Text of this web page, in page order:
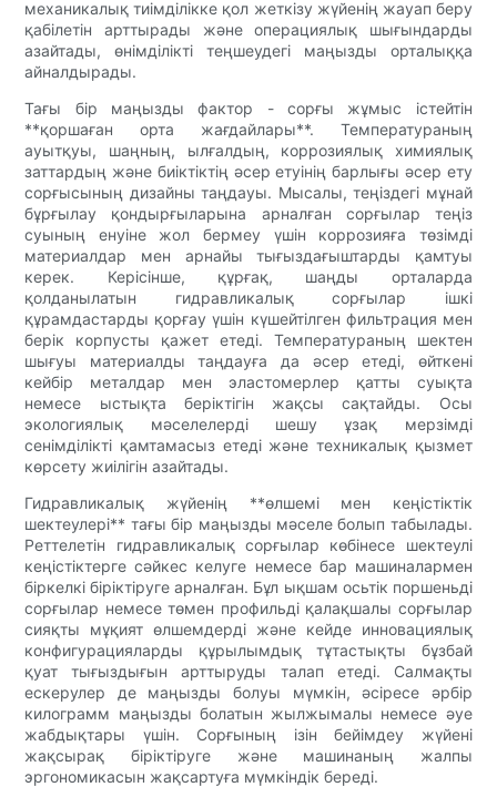
механикалық тиімділікке қол жеткізу жүйенің жауап беру
қабілетін арттырады және операциялық шығындарды
азайтады, өнімділікті теңшеудегі маңызды орталыққа
айналдырады.
Тағы бір маңызды фактор - сорғы жұмыс істейтін
**қоршаған орта жағдайлары**. Температураның
ауытқуы, шаңның, ылғалдың, коррозиялық химиялық
заттардың және биіктіктің әсер етуінің барлығы әсер ету
сорғысының дизайны таңдауы. Мысалы, теңіздегі мұнай
бұрғылау қондырғыларына арналған сорғылар теңіз
суының енуіне жол бермеу үшін коррозияға төзімді
материалдар мен арнайы тығыздағыштарды қамтуы
керек. Керісінше, құрғақ, шаңды орталарда
қолданылатын гидравликалық сорғылар ішкі
құрамдастарды қорғау үшін күшейтілген фильтрация мен
берік корпусты қажет етеді. Температураның шектен
шығуы материалды таңдауға да әсер етеді, өйткені
кейбір металдар мен эластомерлер қатты суықта
немесе ыстықта беріктігін жақсы сақтайды. Осы
экологиялық мәселелерді шешу ұзақ мерзімді
сенімділікті қамтамасыз етеді және техникалық қызмет
көрсету жиілігін азайтады.
Гидравликалық жүйенің **өлшемі мен кеңістіктік
шектеулері** тағы бір маңызды мәселе болып табылады.
Реттелетін гидравликалық сорғылар көбінесе шектеулі
кеңістіктерге сәйкес келуге немесе бар машиналармен
біркелкі біріктіруге арналған. Бұл ықшам осьтік поршеньді
сорғылар немесе төмен профильді қалақшалы сорғылар
сияқты мұқият өлшемдерді және кейде инновациялық
конфигурацияларды құрылымдық тұтастықты бұзбай
қуат тығыздығын арттыруды талап етеді. Салмақты
ескерулер де маңызды болуы мүмкін, әсіресе әрбір
килограмм маңызды болатын жылжымалы немесе әуе
жабдықтары үшін. Сорғының ізін бейімдеу жүйені
жақсырақ біріктіруге және машинаның жалпы
эргономикасын жақсартуға мүмкіндік береді.